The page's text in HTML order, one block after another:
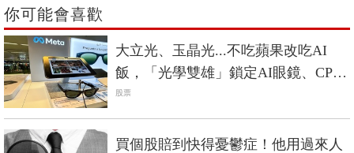
你可能會喜歡
大立光、玉晶光...不吃蘋果改吃AI
飯，「光學雙雄」鎖定AI眼鏡、CPO
啟動第二春
股票
買個股賠到快得憂鬱症！他用過來人